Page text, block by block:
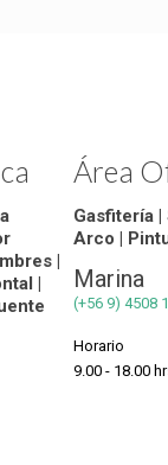
|
|
Área
Gasfitería |
Arco |
Marina
(+56 9) 4508
Horario
9.00 - 18.00